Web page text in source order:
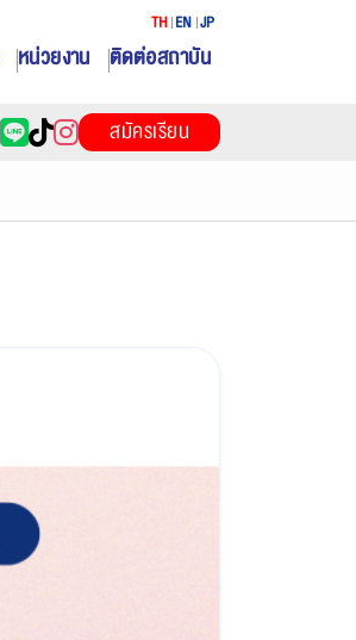
หน่วยงาน ติดต่อสถาบัน
TH EN JP
สมัครเรียน